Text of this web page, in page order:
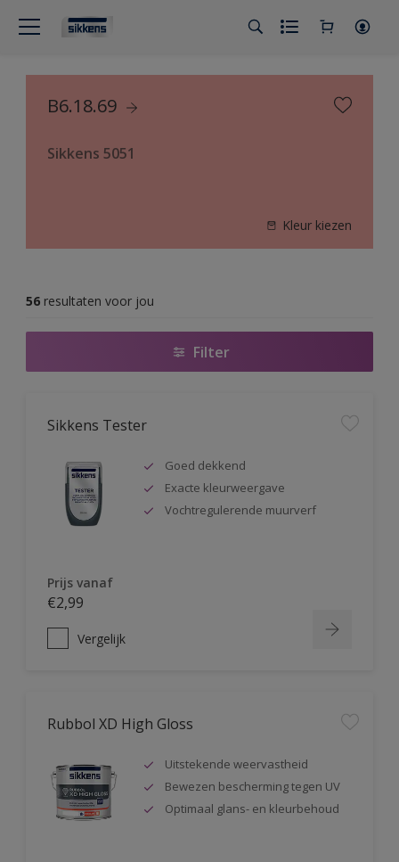
B6.18.69
Sikkens 5051
Kleur kiezen
56 resultaten voor jou
Filter
Sikkens Tester
Goed dekkend
Exacte kleurweergave
Vochtregulerende muurverf
Prijs vanaf
€2,99
Vergelijk
Rubbol XD High Gloss
Uitstekende weervastheid
Bewezen bescherming tegen UV
Optimaal glans- en kleurbehoud